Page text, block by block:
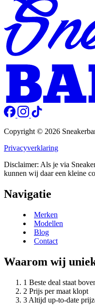
Copyright © 2026
Privacyverklaring
Disclaimer: Als je via
kunnen wij daar een kleine
Navigatie
Merken
Modellen
Blog
Contact
Waarom wij
Beste deal staat
Prijs per maat klopt
Altijd up-to-date